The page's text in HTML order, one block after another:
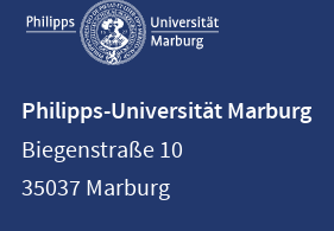
Navigation
Philipps-
Universität
Marburg
Philipps-Universität Marburg
Biegenstraße 10
35037 Marburg